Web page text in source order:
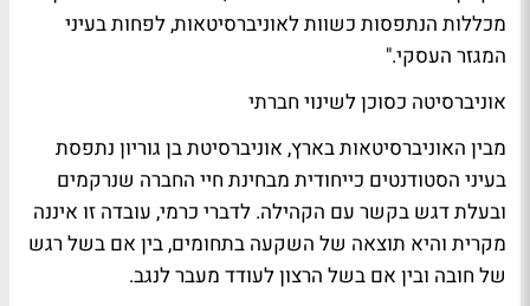
מכללות הנתפסות כשוות לאוניברסיטאות, לפחות בעיני
המגזר העסקי."
אוניברסיטה כסוכן לשינוי חברתי
מבין האוניברסיטאות בארץ, אוניברסיטת בן גוריון נתפסת
בעיני הסטודנטים כייחודית מבחינת חיי החברה שנרקמים
ובעלת דגש בקשר עם הקהילה. לדברי כרמי, עובדה זו איננה
מקרית והיא תוצאה של השקעה בתחומים, בין אם בשל רגש
של חובה ובין אם בשל הרצון לעודד מעבר לנגב.